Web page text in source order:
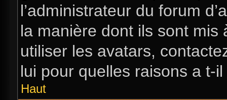
l’administrateur du forum
la manière dont ils sont mis
utiliser les avatars,
lui pour quelles raisons a t-
Haut